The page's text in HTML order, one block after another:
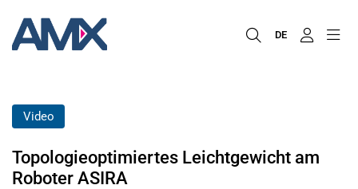
DE
Video
Topologieoptimiertes Leichtgewicht am
Roboter ASIRA